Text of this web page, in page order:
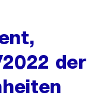
der